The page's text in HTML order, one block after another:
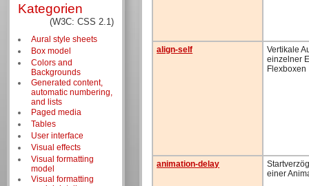
align-self
Vertikale
einzelner
Flexboxen
animation-delay
einer
Kategorien
(W3C: CSS 2.1)
Aural style sheets
Box model
Colors and
Backgrounds
Generated content,
automatic numbering,
and lists
Paged media
Tables
User interface
Visual effects
Visual formatting
model
Visual formatting